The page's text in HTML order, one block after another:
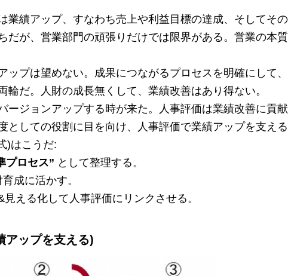
績アップ、すなわち売上や利益目標の達成、そしてそ
が、営業部門の頑張りだけでは限界がある。営業の本
プは望めない。成果につながるプロセスを明確にして
だ。人財の成長無くして、業績改善はあり得ない。
ジョンアップする時が来た。人事評価は業績改善に貢
しての役割に目を向け、人事評価で業績アップを支える
)はこうだ:
プロセス” として整理する。
成に活かす。
える化して人事評価にリンクさせる。
アップを支える)